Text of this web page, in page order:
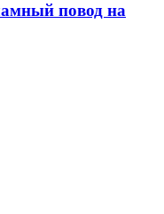
повод на